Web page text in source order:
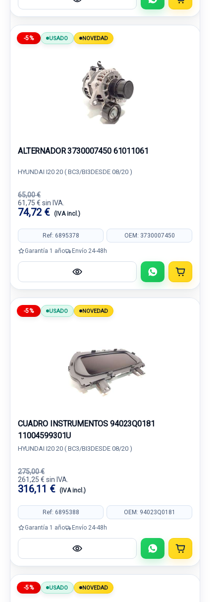
-5% USADO NOVEDAD
ALTERNADOR 3730007450 61011061
HYUNDAI I20 20 ( BC3/BI3DESDE 08/20 )
65,00 €
61,75 € sin IVA.
74,72 € (IVA incl.)
Ref: 6895378 OEM: 3730007450
Garantía 1 año Envío 24-48h
-5% USADO NOVEDAD
CUADRO INSTRUMENTOS 94023Q0181
11004599301U
HYUNDAI I20 20 ( BC3/BI3DESDE 08/20 )
275,00 €
261,25 € sin IVA.
316,11 € (IVA incl.)
Ref: 6895388 OEM: 94023Q0181
Garantía 1 año Envío 24-48h
-5% USADO NOVEDAD